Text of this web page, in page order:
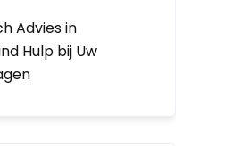
Advies in
Hulp bij Uw